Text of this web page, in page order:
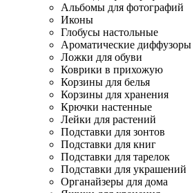
Альбомы для фотографий
Иконы
Глобусы настольные
Ароматические диффузоры
Ложки для обуви
Коврики в прихожую
Корзины для белья
Корзины для хранения
Крючки настенные
Лейки для растений
Подставки для зонтов
Подставки для книг
Подставки для тарелок
Подставки для украшений
Органайзеры для дома